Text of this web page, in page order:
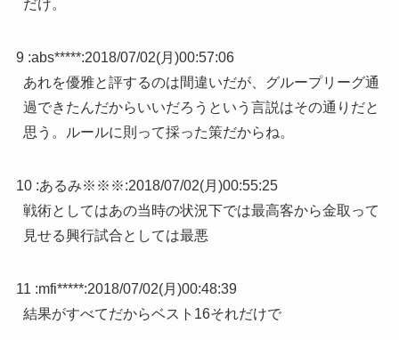
だけ。
9 :abs*****:2018/07/02(月)00:57:06
あれを優雅と評するのは間違いだが、グループリーグ通
過できたんだからいいだろうという言説はその通りだと
思う。ルールに則って採った策だからね。
10 :あるみ※※※:2018/07/02(月)00:55:25
戦術としてはあの当時の状況下では最高客から金取って
見せる興行試合としては最悪
11 :mfi*****:2018/07/02(月)00:48:39
結果がすべてだからベスト16それだけで